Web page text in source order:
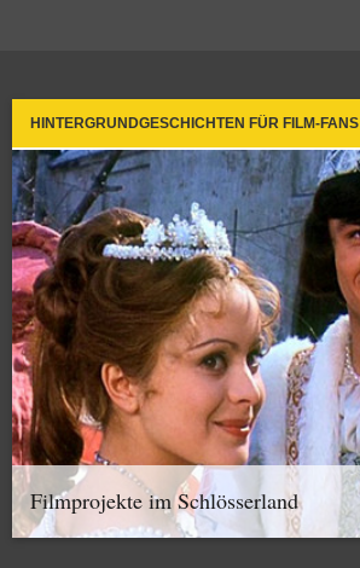
HINTERGRUNDGESCHICHTEN FÜR FILM-FANS
Filmprojekte im Schlösserland